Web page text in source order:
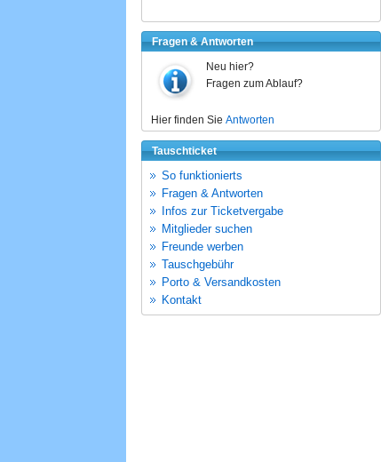
Fragen & Antworten
Neu hier?
Fragen zum Ablauf?
Hier finden Sie Antworten
Tauschticket
So funktionierts
Fragen & Antworten
Infos zur Ticketvergabe
Mitglieder suchen
Freunde werben
Tauschgebühr
Porto & Versandkosten
Kontakt